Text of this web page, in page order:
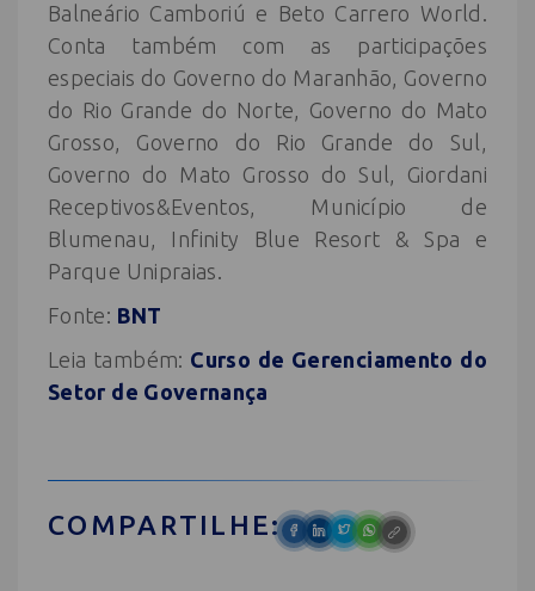
Balneário Camboriú e Beto Carrero World.
Conta também com as participações
especiais do Governo do Maranhão, Governo
do Rio Grande do Norte, Governo do Mato
Grosso, Governo do Rio Grande do Sul,
Governo do Mato Grosso do Sul, Giordani
Receptivos&Eventos, Município de
Blumenau, Infinity Blue Resort & Spa e
Parque Unipraias.
Fonte: BNT
Leia também: Curso de Gerenciamento do
Setor de Governança
COMPARTILHE: